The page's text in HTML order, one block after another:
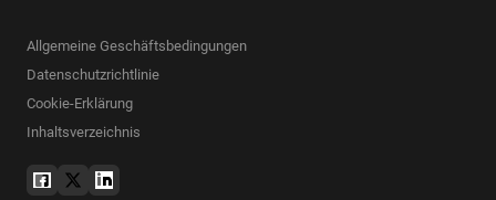
Allgemeine Geschäftsbedingungen
Datenschutzrichtlinie
Cookie-Erklärung
Inhaltsverzeichnis